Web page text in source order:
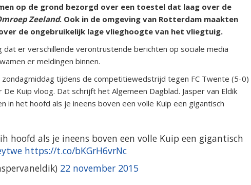
op de grond bezorgd over een toestel dat laag over de
Zeeland. Ook in de omgeving van Rotterdam maakten
de ongebruikelijk lage vlieghoogte van het vliegtuig.
er verschillende verontrustende berichten op sociale media
er meldingen binnen.
zondagmiddag tijdens de competitiewedstrijd tegen FC Twente (5-0)
Kuip vloog. Dat schrijft het Algemeen Dagblad. Jasper van Eldik
in het hoofd als je ineens boven een volle Kuip een gigantisch
hoofd als je ineens boven een volle Kuip een gigantisch
https://t.co/bKGrH6vrNc
22 november 2015